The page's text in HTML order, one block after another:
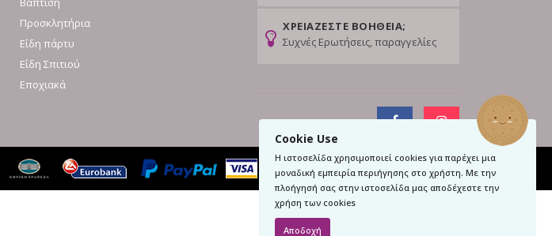
Cookie Use
Η ιστοσελίδα χρησιμοποιεί cookies για παρέχει μια
μοναδική εμπειρία περιήγησης στο χρήστη. Με την
πλοήγησή σας στην ιστοσελίδα μας αποδέχεστε την
χρήση των cookies
Αποδοχή
Προσκλητήρια
Είδη πάρτυ
Είδη Σπιτιού
Εποχιακά
ΧΡΕΙΑΖΕΣΤΕ ΒΟΗΘΕΙΑ;
Συχνές Ερωτήσεις, παραγγελίες